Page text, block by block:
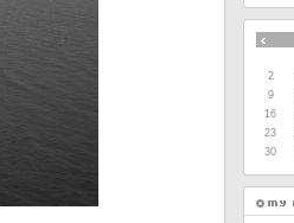
2
9
16
23
30